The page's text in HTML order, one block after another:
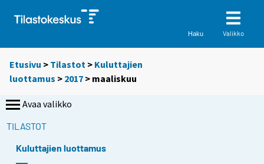
Haku Valikko
Etusivu > Tilastot > Kuluttajien
luottamus > 2017 > maaliskuu
Avaa valikko
TILASTOT
Kuluttajien luottamus